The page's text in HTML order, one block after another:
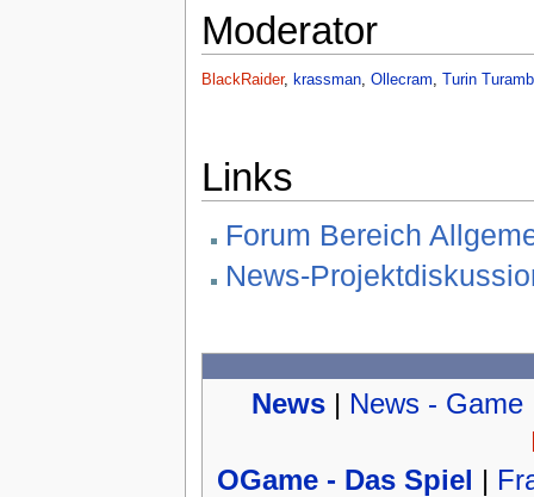
Moderator
BlackRaider, krassman, Ollecram, Turin
Links
Forum Bereich
News-
News | News - Game
OGame - Das Spiel |